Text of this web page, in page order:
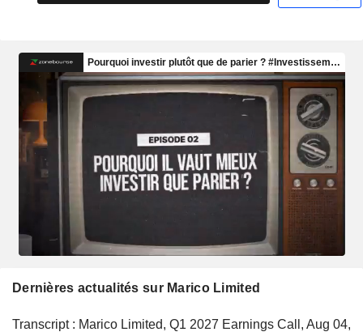
Dernières actualités sur Marico Limited
Transcript : Marico Limited, Q1 2027 Earnings Call, Aug 04,